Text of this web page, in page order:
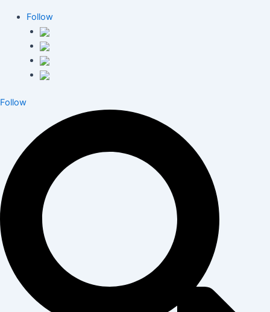
Follow
Follow